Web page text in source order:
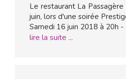
Le restaurant La
juin, lors d'une soirée
Samedi 16 juin 2018 à 20h -
lire la suite ...